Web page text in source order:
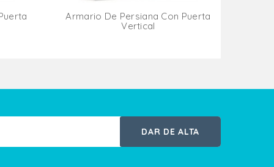
Armario De Persiana Con Puerta
Vertical
DAR DE ALTA